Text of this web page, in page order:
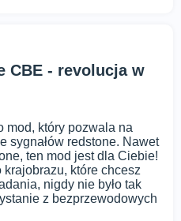
CBE - revolucja w
mod, który pozwala na
sygnałów redstone. Nawet
ten mod jest dla Ciebie!
które chcesz
nigdy nie było tak
z bezprzewodowych